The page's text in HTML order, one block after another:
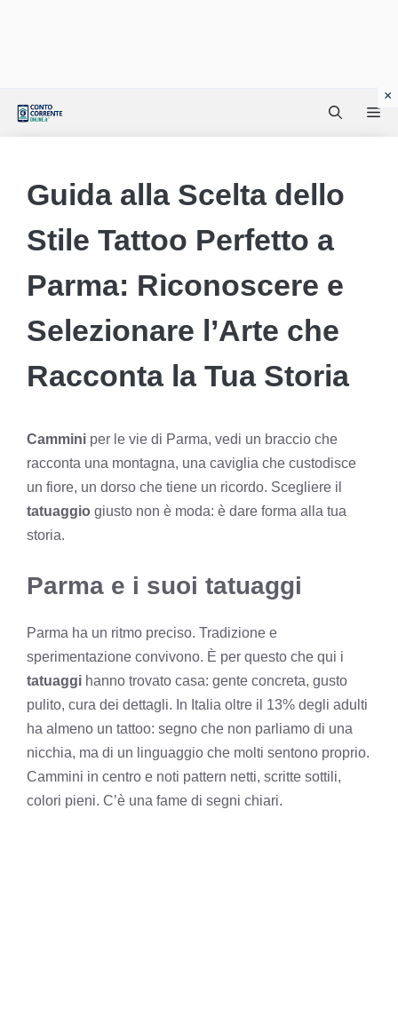
Guida alla Scelta dello
Stile Tattoo Perfetto a
Parma: Riconoscere e
Selezionare l’Arte che
Racconta la Tua Storia
Cammini per le vie di Parma, vedi un braccio che
racconta una montagna, una caviglia che custodisce
un fiore, un dorso che tiene un ricordo. Scegliere il
tatuaggio giusto non è moda: è dare forma alla tua
storia.
Parma e i suoi tatuaggi
Parma ha un ritmo preciso. Tradizione e
sperimentazione convivono. È per questo che qui i
tatuaggi hanno trovato casa: gente concreta, gusto
pulito, cura dei dettagli. In Italia oltre il 13% degli adulti
ha almeno un tattoo: segno che non parliamo di una
nicchia, ma di un linguaggio che molti sentono proprio.
Cammini in centro e noti pattern netti, scritte sottili,
colori pieni. C’è una fame di segni chiari.